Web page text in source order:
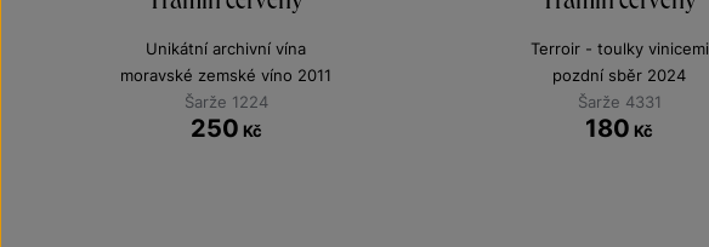
Unikátní archivní vína
moravské zemské víno 2011
Šarže 1224
250 Kč
Terroir - toulky vinicemi
pozdní sběr 2024
Šarže 4331
180 Kč